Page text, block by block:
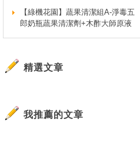
【綠機花園】蔬果清潔組A-淨毒五
郎奶瓶蔬果清潔劑+木酢大師原液
精選文章
我推薦的文章